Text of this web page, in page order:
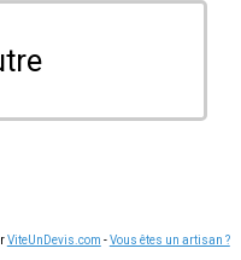
ViteUnDevis.com -Vous êtes un artisan ?